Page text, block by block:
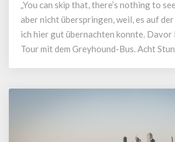
„You can skip that, there’s nothing to
aber nicht überspringen, weil, es auf
ich hier gut übernachten konnte. Davor
Tour mit dem Greyhound-Bus. Acht